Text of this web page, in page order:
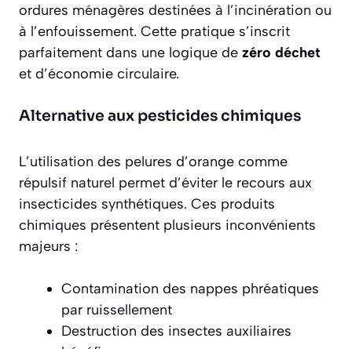
ordures ménagères destinées à l’incinération ou
à l’enfouissement. Cette pratique s’inscrit
parfaitement dans une logique de zéro déchet
et d’économie circulaire.
Alternative aux pesticides chimiques
L’utilisation des pelures d’orange comme
répulsif naturel permet d’éviter le recours aux
insecticides synthétiques. Ces produits
chimiques présentent plusieurs inconvénients
majeurs :
Contamination des nappes phréatiques
par ruissellement
Destruction des insectes auxiliaires